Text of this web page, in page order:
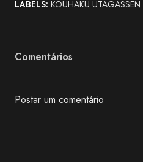
LABELS: KOUHAKU UTAGASSEN
Comentários
Postar um comentário